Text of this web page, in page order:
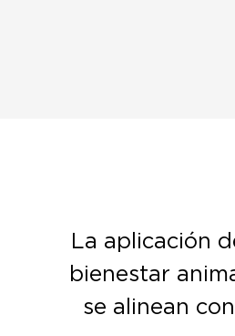
La aplicación
bienestar
se alinean